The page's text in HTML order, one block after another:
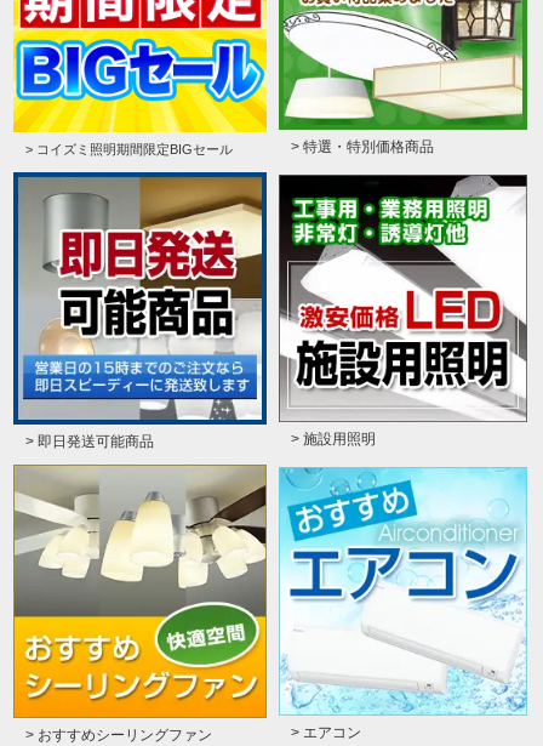
> コイズミ照明期間限定BIGセール > 特選・特別価格商品
> 即日発送可能商品 > 施設用照明
> おすすめシーリングファン > エアコン